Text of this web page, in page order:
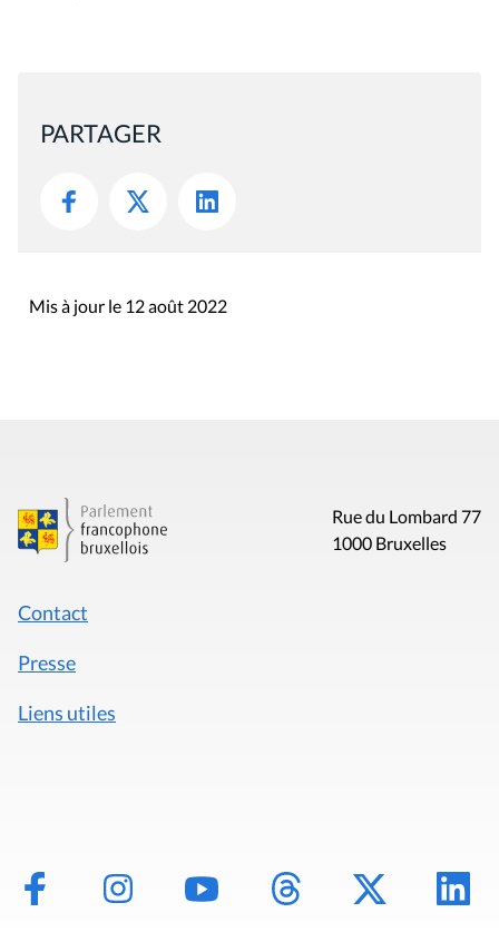
PARTAGER
Mis à jour le 12 août 2022
Rue du Lombard 77
1000 Bruxelles
Contact
Presse
Liens utiles